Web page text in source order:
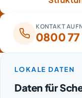
KONTAKT
0800 77
LOKALE DATEN
Daten für